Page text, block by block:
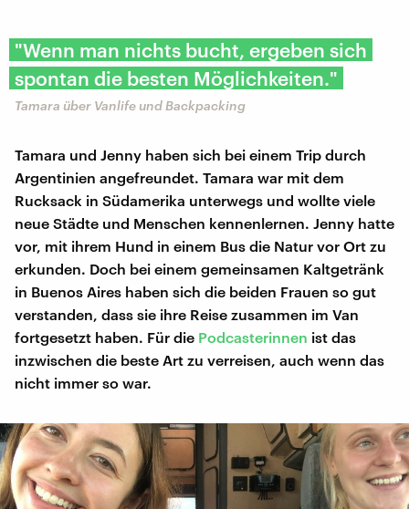
"Wenn man nichts bucht, ergeben sich
spontan die besten Möglichkeiten."
Tamara über Vanlife und Backpacking
Tamara und Jenny haben sich bei einem Trip durch
Argentinien angefreundet. Tamara war mit dem
Rucksack in Südamerika unterwegs und wollte viele
neue Städte und Menschen kennenlernen. Jenny hatte
vor, mit ihrem Hund in einem Bus die Natur vor Ort zu
erkunden. Doch bei einem gemeinsamen Kaltgetränk
in Buenos Aires haben sich die beiden Frauen so gut
verstanden, dass sie ihre Reise zusammen im Van
fortgesetzt haben. Für die Podcasterinnen ist das
inzwischen die beste Art zu verreisen, auch wenn das
nicht immer so war.